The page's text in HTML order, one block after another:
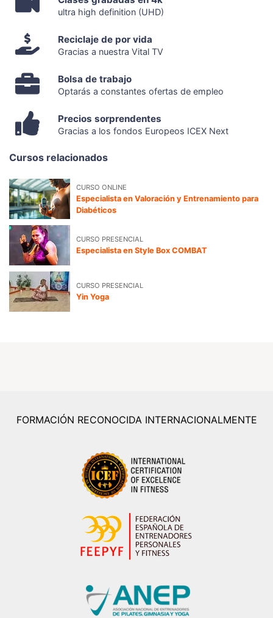
ultra high definition (UHD)
Reciclaje de por vida
Gracias a nuestra Vital TV
Bolsa de trabajo
Optarás a constantes ofertas de empleo
Precios sorprendentes
Gracias a los fondos Europeos ICEX Next
Cursos relacionados
CURSO ONLINE
Especialista en Valoración y Entrenamiento para
Diabéticos
CURSO PRESENCIAL
Especialista en Style Box COMBAT
CURSO PRESENCIAL
Yin Yoga
FORMACIÓN RECONOCIDA INTERNACIONALMENTE